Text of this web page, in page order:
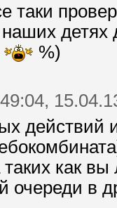
таки
детях
%)
действий
как
очереди в